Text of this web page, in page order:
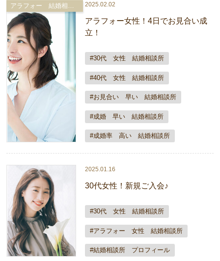
2025.02.02
アラフォー女性！4日でお見合い成
立！
#30代 女性 結婚相談所
#40代 女性 結婚相談所
#お見合い 早い 結婚相談所
#成婚 早い 結婚相談所
#成婚率 高い 結婚相談所
2025.01.16
30代女性！新規ご入会♪
#30代 女性 結婚相談所
#アラフォー 女性 結婚相談所
#結婚相談所 プロフィール